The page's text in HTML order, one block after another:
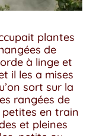
plantes
de
à linge et
il les a mises
sort sur la
rangées de
en train
et pleines